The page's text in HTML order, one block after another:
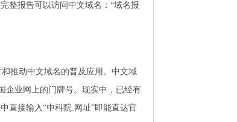
整报告可以访问中文域名：“域名报
推动中文域名的普及应用。中文域
企业网上的门牌号。现实中，已经有
直接输入“中科院.网址”即能直达官